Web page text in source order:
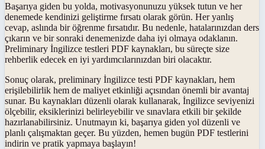
Başarıya giden bu yolda, motivasyonunuzu yüksek tutun ve her
denemede kendinizi geliştirme fırsatı olarak görün. Her yanlış
cevap, aslında bir öğrenme fırsatıdır. Bu nedenle, hatalarınızdan ders
çıkarın ve bir sonraki denemenizde daha iyi olmaya odaklanın.
Preliminary İngilizce testleri PDF kaynakları, bu süreçte size
rehberlik edecek en iyi yardımcılarınızdan biri olacaktır.
Sonuç olarak, preliminary İngilizce testi PDF kaynakları, hem
erişilebilirlik hem de maliyet etkinliği açısından önemli bir avantaj
sunar. Bu kaynakları düzenli olarak kullanarak, İngilizce seviyenizi
ölçebilir, eksiklerinizi belirleyebilir ve sınavlara etkili bir şekilde
hazırlanabilirsiniz. Unutmayın ki, başarıya giden yol düzenli ve
planlı çalışmaktan geçer. Bu yüzden, hemen bugün PDF testlerini
indirin ve pratik yapmaya başlayın!